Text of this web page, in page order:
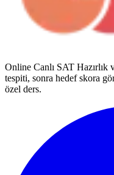
Online Canlı SAT Hazırlık
tespiti, sonra hedef skora
özel ders.